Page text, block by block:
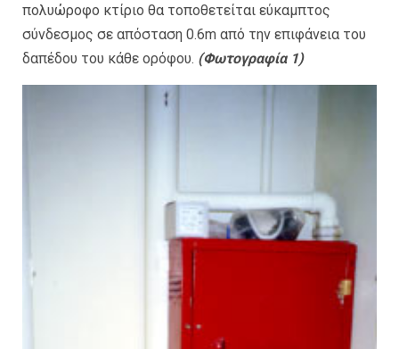
πολυώροφο κτίριο θα τοποθετείται εύκαμπτος
σύνδεσμος σε απόσταση 0.6m από την επιφάνεια του
δαπέδου του κάθε ορόφου. (Φωτογραφία 1)